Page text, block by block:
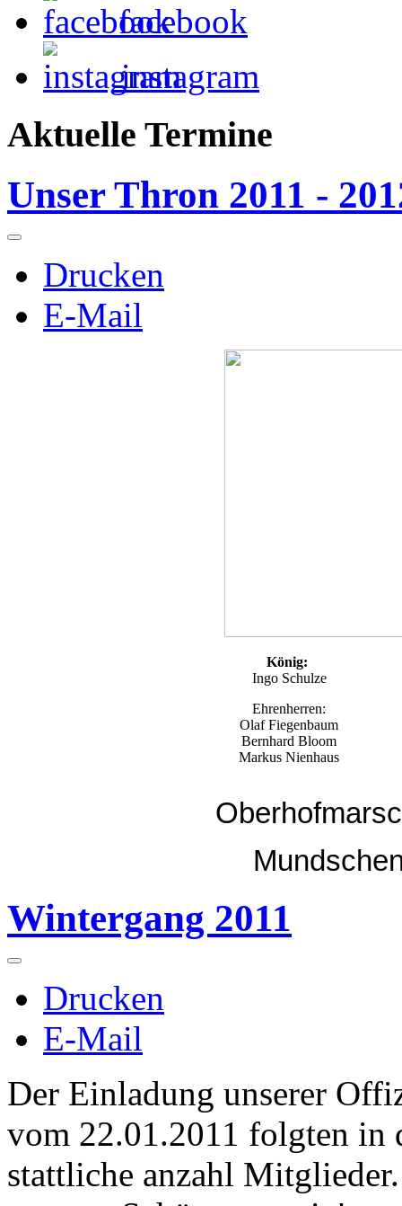
facebook
instagram
Aktuelle Termine
Unser Thron 2011 -
Drucken
E-Mail
König:
Ingo Schulze
Ehrenherren:
Olaf Fiegenbaum
Bernhard Bloom
Markus Nienhaus
Wintergang 2011
Drucken
E-Mail
Der Einladung unserer
vom 22.01.2011 folgten in
stattliche anzahl